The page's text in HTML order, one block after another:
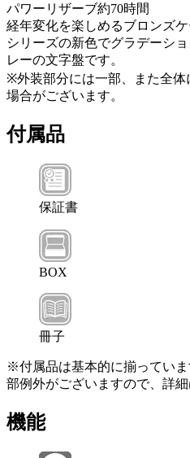
パワーリザーブ約70時間
経年変化を楽しめるブロンズ
シリーズの新色でグラデーシ
レーの文字盤です。
※外装部分には一部、また全体
場合がございます。
付属品
保証書
BOX
冊子
※付属品は基本的に揃ってい
部例外がございますので、詳細
機能